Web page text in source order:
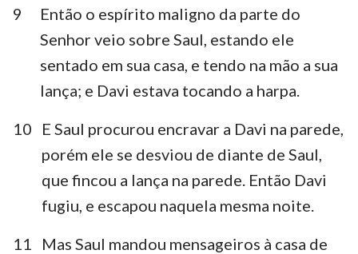
9
Então o espírito maligno da parte do
Senhor veio sobre Saul, estando ele
sentado em sua casa, e tendo na mão a sua
lança; e Davi estava tocando a harpa.
10
E Saul procurou encravar a Davi na parede,
porém ele se desviou de diante de Saul,
que fincou a lança na parede. Então Davi
fugiu, e escapou naquela mesma noite.
11
Mas Saul mandou mensageiros à casa de